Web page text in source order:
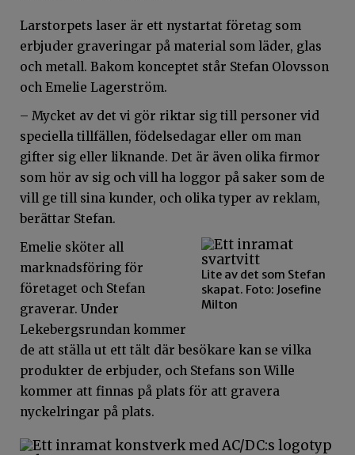
Larstorpets laser är ett nystartat företag som
erbjuder graveringar på material som läder, glas
och metall. Bakom konceptet står Stefan Olovsson
och Emelie Lagerström.
– Mycket av det vi gör riktar sig till personer vid
speciella tillfällen, födelsedagar eller om man
gifter sig eller liknande. Det är även olika firmor
som hör av sig och vill ha loggor på saker som de
vill ge till sina kunder, och olika typer av reklam,
berättar Stefan.
Lite av det som Stefan
skapat. Foto: Josefine
Milton
Emelie sköter all
marknadsföring för
företaget och Stefan
graverar. Under
Lekebergsrundan kommer
de att ställa ut ett tält där besökare kan se vilka
produkter de erbjuder, och Stefans son Wille
kommer att finnas på plats för att gravera
nyckelringar på plats.